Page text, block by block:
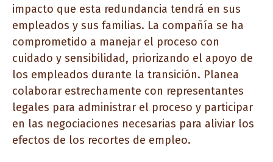
impacto que esta redundancia tendrá en sus
empleados y sus familias. La compañía se ha
comprometido a manejar el proceso con
cuidado y sensibilidad, priorizando el apoyo de
los empleados durante la transición. Planea
colaborar estrechamente con representantes
legales para administrar el proceso y participar
en las negociaciones necesarias para aliviar los
efectos de los recortes de empleo.